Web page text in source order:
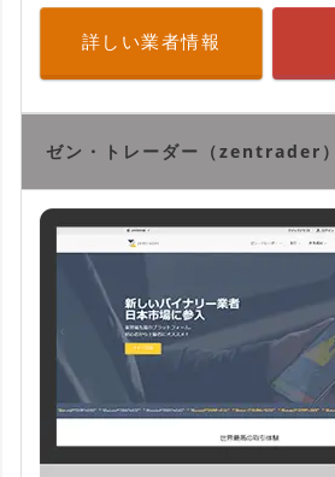
詳しい業者情報
ゼン・トレーダー（zentrader）